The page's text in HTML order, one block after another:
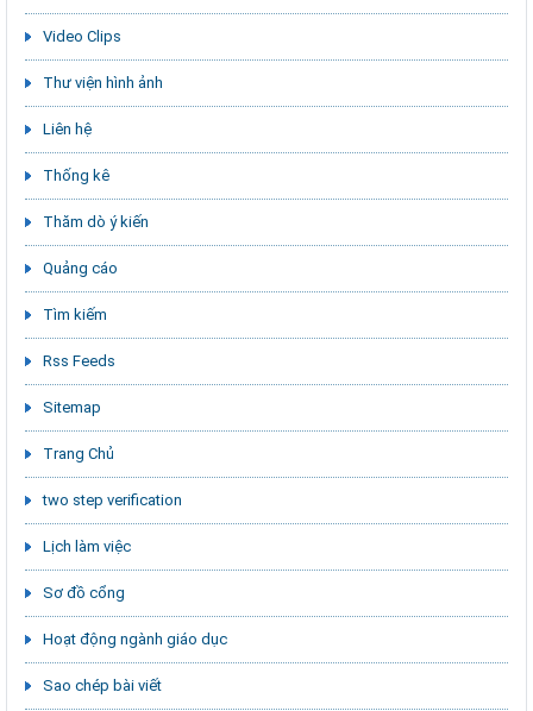
Video Clips
Thư viện hình ảnh
Liên hệ
Thống kê
Thăm dò ý kiến
Quảng cáo
Tìm kiếm
Rss Feeds
Sitemap
Trang Chủ
two step verification
Lịch làm việc
Sơ đồ cổng
Hoạt động ngành giáo dục
Sao chép bài viết